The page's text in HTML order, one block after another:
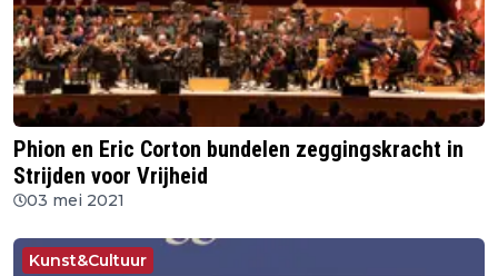
Phion en Eric Corton bundelen zeggingskracht in
Strijden voor Vrijheid
03 mei 2021
Kunst&Cultuur